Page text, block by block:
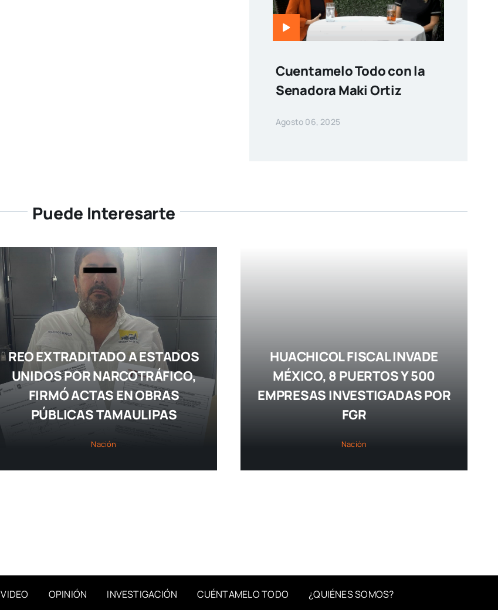
Cuentamelo Todo con la
Senadora Maki Ortiz
Agosto 06, 2025
Puede Interesarte
REO EXTRADITADO A ESTADOS
UNIDOS POR NARCOTRÁFICO,
FIRMÓ ACTAS EN OBRAS
PÚBLICAS TAMAULIPAS
Nación
HUACHICOL FISCAL INVADE
MÉXICO, 8 PUERTOS Y 500
EMPRESAS INVESTIGADAS POR
FGR
Nación
VIDEO OPINIÓN INVESTIGACIÓN CUÉNTAMELO TODO ¿QUIÉNES SOMOS?